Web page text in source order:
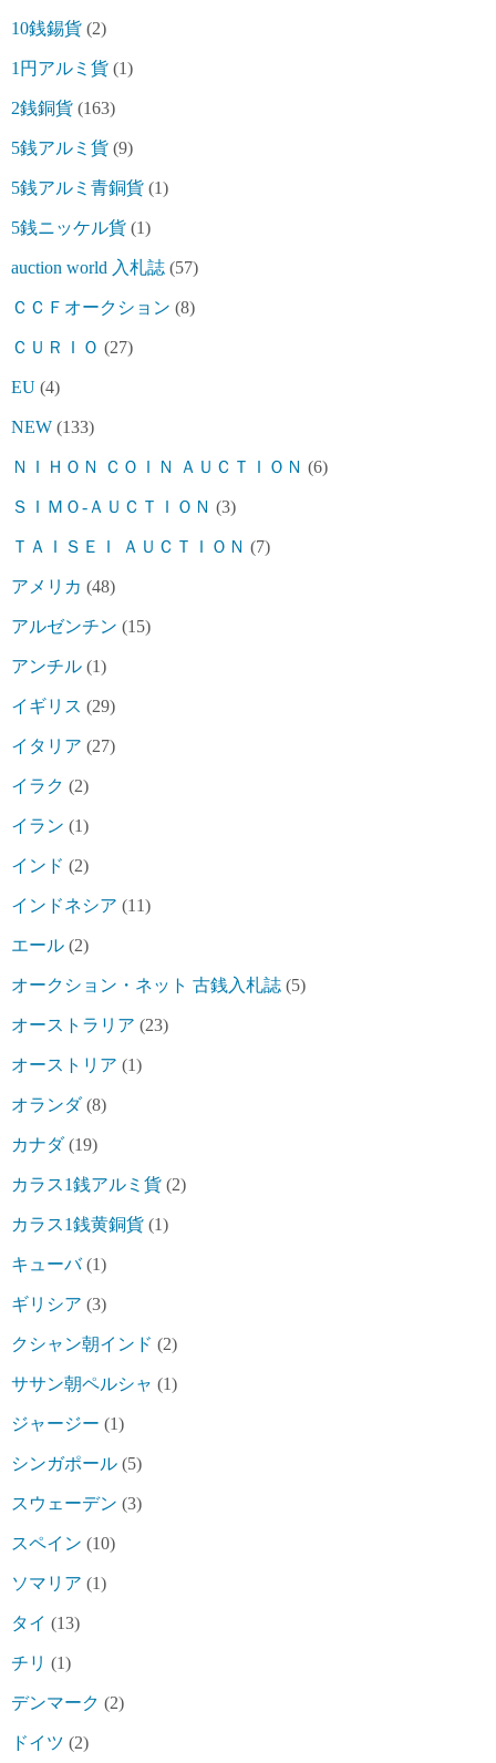
10銭錫貨 (2)
1円アルミ貨 (1)
2銭銅貨 (163)
5銭アルミ貨 (9)
5銭アルミ青銅貨 (1)
5銭ニッケル貨 (1)
auction world 入札誌 (57)
ＣＣＦオークション (8)
ＣＵＲＩＯ (27)
EU (4)
NEW (133)
ＮＩＨＯＮ ＣＯＩＮ ＡＵＣＴＩＯＮ (6)
ＳＩＭＯ-ＡＵＣＴＩＯＮ (3)
ＴＡＩＳＥＩ ＡＵＣＴＩＯＮ (7)
アメリカ (48)
アルゼンチン (15)
アンチル (1)
イギリス (29)
イタリア (27)
イラク (2)
イラン (1)
インド (2)
インドネシア (11)
エール (2)
オークション・ネット 古銭入札誌 (5)
オーストラリア (23)
オーストリア (1)
オランダ(8)
カナダ(19)
カラス1銭アルミ貨 (2)
カラス1銭黄銅貨 (1)
キューバ(1)
ギリシア (3)
クシャン朝インド (2)
ササン朝ペルシャ (1)
ジャージー (1)
シンガポール (5)
スウェーデン (3)
スペイン (10)
ソマリア (1)
タイ (13)
チリ (1)
デンマーク (2)
ドイツ (2)